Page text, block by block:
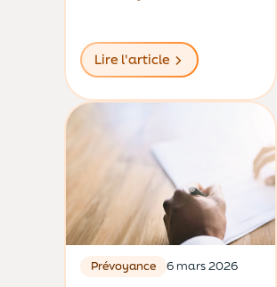
Lire l'article
Prévoyance 6 mars 2026